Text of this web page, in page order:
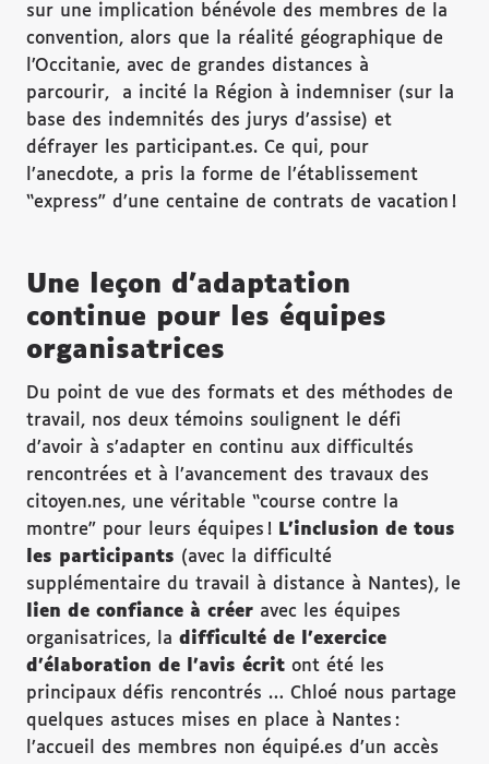
sur une implication bénévole des membres de la
convention, alors que la réalité géographique de
l’Occitanie, avec de grandes distances à
parcourir, a incité la Région à indemniser (sur la
base des indemnités des jurys d’assise) et
défrayer les participant.es. Ce qui, pour
l’anecdote, a pris la forme de l’établissement
“express” d’une centaine de contrats de vacation !
Une leçon d’adaptation
continue pour les équipes
organisatrices
Du point de vue des formats et des méthodes de
travail, nos deux témoins soulignent le défi
d’avoir à s’adapter en continu aux difficultés
rencontrées et à l’avancement des travaux des
citoyen.nes, une véritable “course contre la
montre” pour leurs équipes ! L’inclusion de tous
les participants (avec la difficulté
supplémentaire du travail à distance à Nantes), le
lien de confiance à créer avec les équipes
organisatrices, la difficulté de l’exercice
d’élaboration de l’avis écrit ont été les
principaux défis rencontrés … Chloé nous partage
quelques astuces mises en place à Nantes :
l’accueil des membres non équipé.es d’un accès